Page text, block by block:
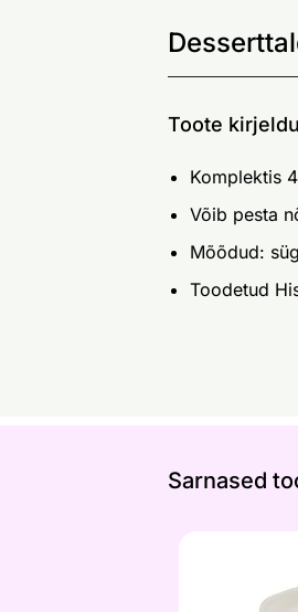
Toote
Komplektis
Võib pesta
Mõõdud:
Toodetud
Sarnased